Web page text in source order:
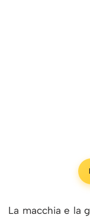
La macchia e la